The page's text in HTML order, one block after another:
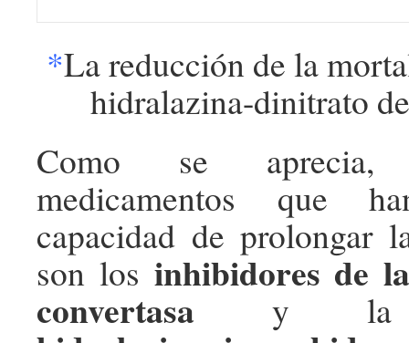
*La reducción de la
hidralazina-dinitrato
Como se
medicamentos que
capacidad de prolongar
son los inhibidores de
convertasa y